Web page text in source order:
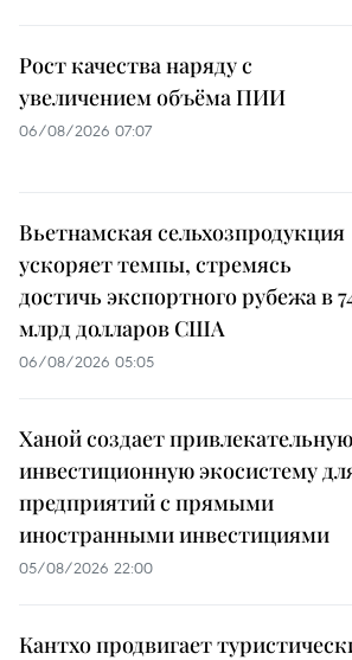
Рост качества наряду с
увеличением объёма ПИИ
06/08/2026 07:07
Вьетнамская сельхозпродукция
ускоряет темпы, стремясь
достичь экспортного рубежа в
млрд долларов США
06/08/2026 05:05
Ханой создает привлекательную
инвестиционную экосистему
предприятий с прямыми
иностранными инвестициями
05/08/2026 22:00
Кантхо продвигает